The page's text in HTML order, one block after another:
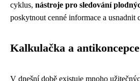
cyklus, nástroje pro sledování
poskytnout cenné informace a usnadnit
Kalkulačka a antikoncepce
V dnešní době existuje mnoho